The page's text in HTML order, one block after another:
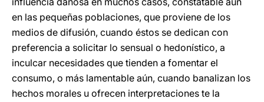
en las pequeñas poblaciones, que proviene de los
medios de difusión, cuando éstos se dedican con
preferencia a solicitar lo sensual o hedonístico, a
inculcar necesidades que tienden a fomentar el
consumo, o más lamentable aún, cuando banalizan los
hechos morales u ofrecen interpretaciones te la